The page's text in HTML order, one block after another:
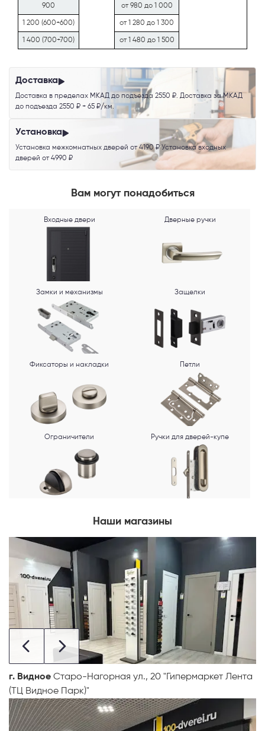
900
от 980 до 1 000
1 200 (600+600) от 1 280 до 1 300
1 400 (700+700) от 1 480 до 1 500
Доставка
Доставка в пределах МКАД до подъезда 2550 ₽. Доставка за МКАД
до подъезда 2550 ₽ + 65 ₽/км.
Установка
Установка межкомнатных дверей от 4190 ₽ Установка входных
дверей от 4990 ₽
Вам могут понадобиться
Входные двери Дверные ручки
Замки и механизмы Защелки
Фиксаторы и накладки Петли
Ограничители Ручки для дверей-купе
Наши магазины
г. Видное Старо-Нагорная ул., 20 "Гипермаркет Лента
(ТЦ Видное Парк)"
Выберите способ связи
Перезвонить
Я согласен с Политикой конфиденциальностии даюсогласие на
обработку персональных данных.